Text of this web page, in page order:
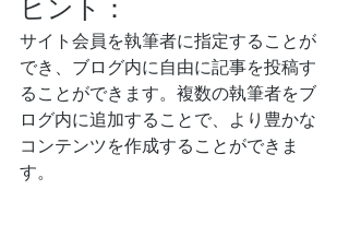
ヒント：
サイト会員を執筆者に指定することが
でき、ブログ内に自由に記事を投稿す
ることができます。複数の執筆者をブ
ログ内に追加することで、より豊かな
コンテンツを作成することができま
す。